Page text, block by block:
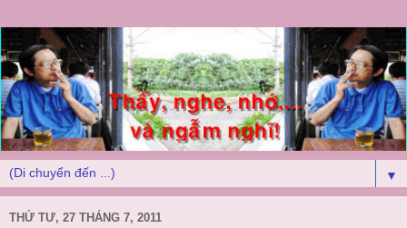
▼
THỨ TƯ, 27 THÁNG 7, 2011